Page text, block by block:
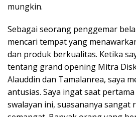
mungkin.
Sebagai seorang penggemar
mencari tempat yang
dan produk berkualitas. Ketika
tentang grand opening Mitra
Alauddin dan Tamalanrea, saya
antusias. Saya ingat saat
swalayan ini, suasananya sangat